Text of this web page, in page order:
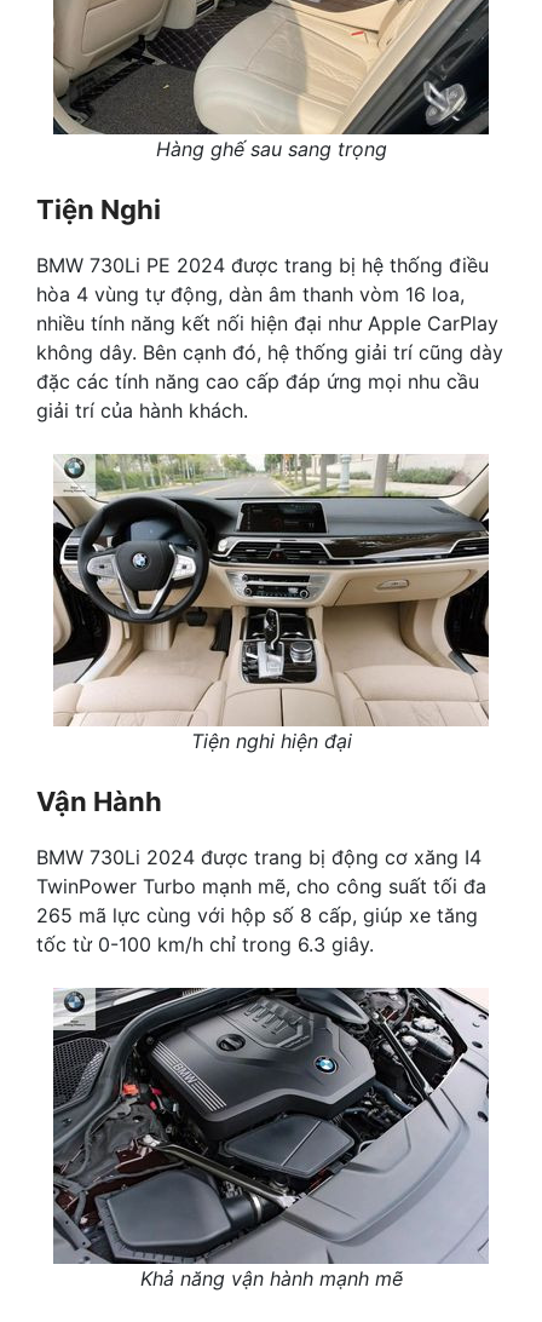
Hàng ghế sau sang trọng
Tiện Nghi
BMW 730Li PE 2024 được trang bị hệ thống điều
hòa 4 vùng tự động, dàn âm thanh vòm 16 loa,
nhiều tính năng kết nối hiện đại như Apple CarPlay
không dây. Bên cạnh đó, hệ thống giải trí cũng dày
đặc các tính năng cao cấp đáp ứng mọi nhu cầu
giải trí của hành khách.
Tiện nghi hiện đại
Vận Hành
BMW 730Li 2024 được trang bị động cơ xăng I4
TwinPower Turbo mạnh mẽ, cho công suất tối đa
265 mã lực cùng với hộp số 8 cấp, giúp xe tăng
tốc từ 0-100 km/h chỉ trong 6.3 giây.
Khả năng vận hành mạnh mẽ